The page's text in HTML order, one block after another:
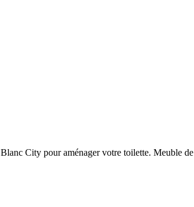
Blanc City pour aménager votre toilette. Meuble